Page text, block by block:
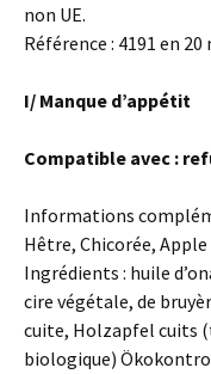
non UE.
Référence : 4191 en 20
I/ Manque d’appétit
Compatible avec :
Informations
Hêtre, Chicorée, Apple
Ingrédients : huile
cire végétale, de
cuite, Holzapfel cuits
biologique)